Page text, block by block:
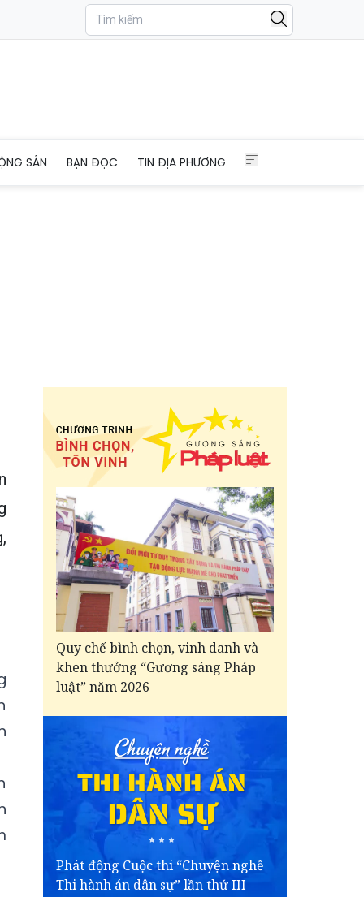
SẢN BẠN ĐỌC TIN ĐỊA PHƯƠNG
Quy chế bình chọn, vinh danh và
khen thưởng “Gương sáng Pháp
luật” năm 2026
Phát động Cuộc thi “Chuyện nghề
Thi hành án dân sự” lần thứ III